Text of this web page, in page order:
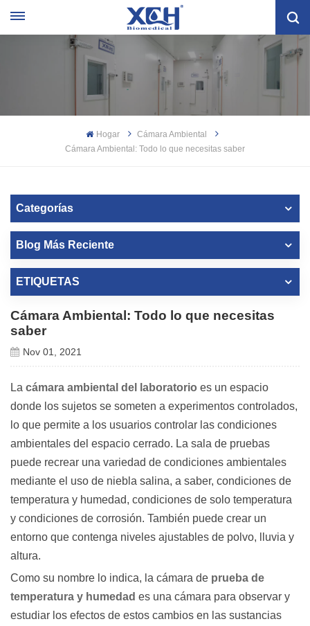
Hogar
Cámara Ambiental
Cámara Ambiental: Todo lo que necesitas saber
Categorías
Blog Más Reciente
ETIQUETAS
Cámara Ambiental: Todo lo que necesitas
saber
Nov 01, 2021
La cámara ambiental del laboratorio es un espacio
donde los sujetos se someten a experimentos controlados,
lo que permite a los usuarios controlar las condiciones
ambientales del espacio cerrado. La sala de pruebas
puede recrear una variedad de condiciones ambientales
mediante el uso de niebla salina, a saber, condiciones de
temperatura y humedad, condiciones de solo temperatura
y condiciones de corrosión. También puede crear un
entorno que contenga niveles ajustables de polvo, lluvia y
altura.
Como su nombre lo indica, la cámara de prueba de
temperatura y humedad es una cámara para observar y
estudiar los efectos de estos cambios en las sustancias